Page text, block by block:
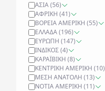
ΑΣΊΑ(56)
ΑΦΡΙΚΉ (41)
ΒΌΡΕΙΑ ΑΜΕΡΙΚΉ (55)
ΕΛΛΆΔΑ(196)
ΕΥΡΏΠΗ (147)
ΙΝΔΙΚΌΣ(4)
ΚΑΡΑΪΒΙΚΉ (8)
ΚΕΝΤΡΙΚΉ ΑΜΕΡΙΚΉ (10)
ΜΈΣΗ ΑΝΑΤΟΛΉ (13)
ΝΌΤΙΑ ΑΜΕΡΙΚΉ (11)